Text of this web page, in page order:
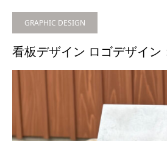
GRAPHIC DESIGN
看板デザイン ロゴデザイン